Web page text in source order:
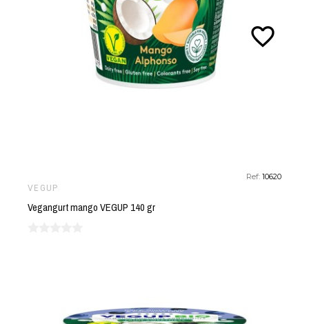
Ref:10620
VEGUP
Vegangurt mango VEGUP 140 gr
favorite_border